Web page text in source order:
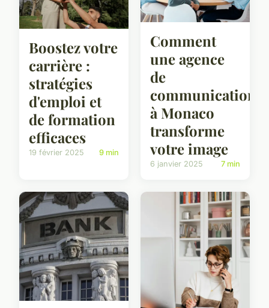
Boostez votre
carrière :
stratégies
d'emploi et
de formation
efficaces
19 février 2025 9 min
Comment
une agence
de
communication
à Monaco
transforme
votre image
6 janvier 2025 7 min